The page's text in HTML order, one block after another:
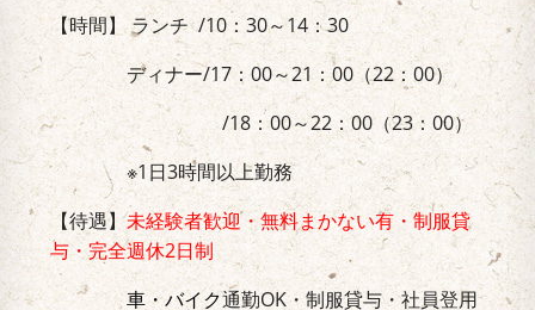
【時間】 ランチ /10：30～14：30
ディナー/17：00～21：00（22：00）
/18：00～22：00（23：00）
※1日3時間以上勤務
【待遇】未経験者歓迎・無料まかない有・制服貸
与・完全週休2日制
車・バイク通勤OK・制服貸与・社員登用